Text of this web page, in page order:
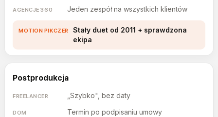
Jeden zespół na wszystkich klientów
Stały duet od 2011 + sprawdzona
ekipa
Postprodukcja
„Szybko", bez daty
Termin po podpisaniu umowy